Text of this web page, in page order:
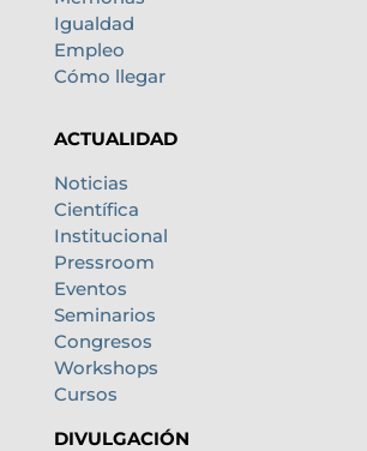
Igualdad
Empleo
Cómo llegar
ACTUALIDAD
Noticias
Científica
Institucional
Pressroom
Eventos
Seminarios
Congresos
Workshops
Cursos
DIVULGACIÓN